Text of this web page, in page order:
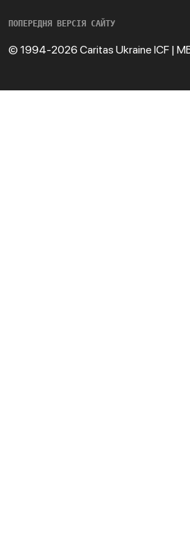
ПОПЕРЕДНЯ ВЕРСІЯ САЙТУ
© 1994-2026 Caritas Ukraine ICF |